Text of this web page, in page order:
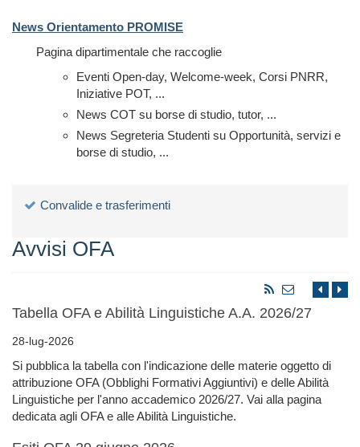
News Orientamento PROMISE
Pagina dipartimentale che raccoglie
Eventi Open-day, Welcome-week, Corsi PNRR,
Iniziative POT, ...
News COT su borse di studio, tutor, ...
News Segreteria Studenti su Opportunità, servizi e
borse di studio, ...
Convalide e trasferimenti
Avvisi OFA
Tabella OFA e Abilità Linguistiche A.A. 2026/27
28-lug-2026
Si pubblica la tabella con l'indicazione delle materie oggetto di
attribuzione OFA (Obblighi Formativi Aggiuntivi) e delle Abilità
Linguistiche per l'anno accademico 2026/27. Vai alla pagina
dedicata agli OFA e alle Abilità Linguistiche.